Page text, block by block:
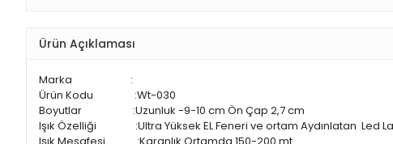
Ürün Açıklaması
Marka :
Ürün Kodu :Wt-030
Boyutlar :Uzunluk -9-10 cm Ön Çap 2,7 cm
Işık Özelliği :Ultra Yüksek EL Feneri ve ortam Aydınlatan Led